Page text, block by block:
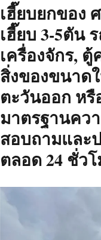
เฮี๊ยบยกของ
เฮี๊ยบ 3-5ตัน
เครื่องจักร,
สิ่งของขนาด
ตะวันออก ห
มาตรฐานคว
สอบถามและ
ตลอด 24 ชั่ว